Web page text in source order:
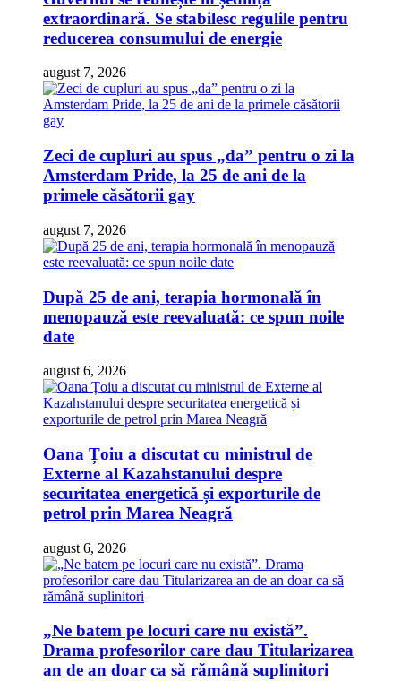
extraordinară. Se stabilesc regulile pentru
reducerea consumului de energie
august 7, 2026
Zeci de cupluri au spus „da” pentru o zi la
Amsterdam Pride, la 25 de ani de la
primele căsătorii gay
august 7, 2026
După 25 de ani, terapia hormonală în
menopauză este reevaluată: ce spun noile
date
august 6, 2026
Oana Țoiu a discutat cu ministrul de
Externe al Kazahstanului despre
securitatea energetică și exporturile de
petrol prin Marea Neagră
august 6, 2026
„Ne batem pe locuri care nu există”.
Drama profesorilor care dau Titularizarea
an de an doar ca să rămână suplinitori